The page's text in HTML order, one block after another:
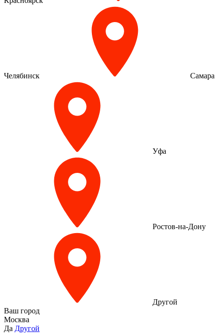
Челябинск Самара
Уфа
Ростов-на-Дону
Другой
Ваш город
Москва
Да Другой